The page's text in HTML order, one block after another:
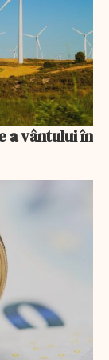
a vântului în